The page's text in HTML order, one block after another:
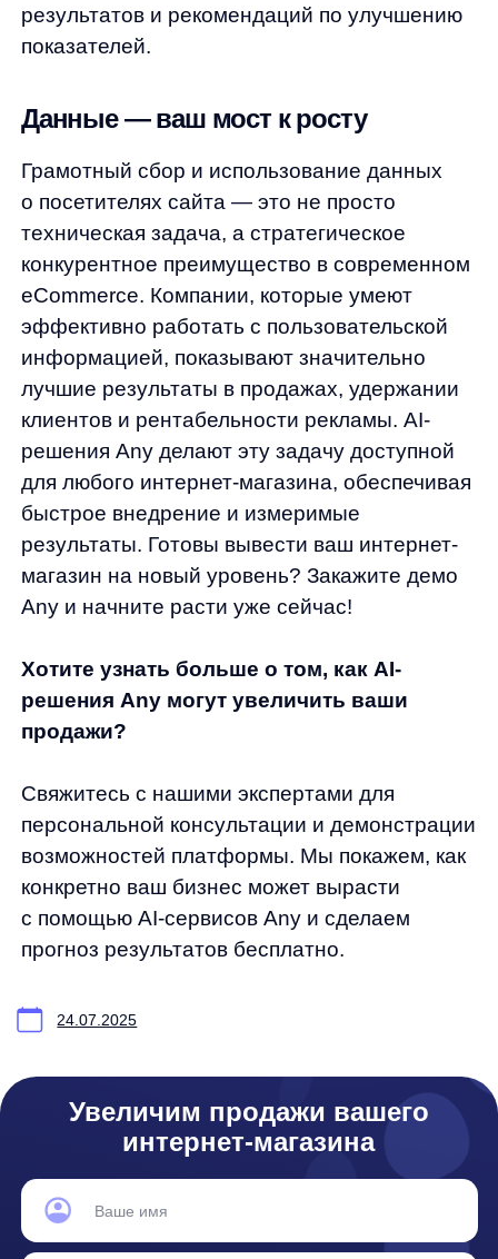
Юридический адрес:121 205, город Москва, тер Инновационного
Фактический адрес:улица Грузинский Вал, 7. Башня 2
ИНН 7 728 492 537
программного обеспечения